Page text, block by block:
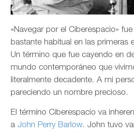
«Navegar por el Ciberespacio»
bastante habitual en las primeras
Un término que fue cayendo en
mundo contemporáneo que
literalmente decadente. A mi
pareciendo un nombre precioso.
El término Ciberespacio va
a John Perry Barlow. John tuvo